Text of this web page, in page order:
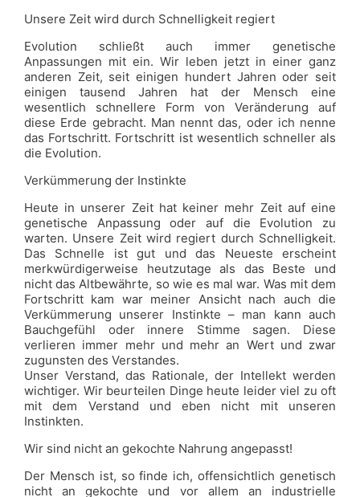
Unsere Zeit wird durch Schnelligkeit regiert
Evolution schließt auch immer genetische
Anpassungen mit ein. Wir leben jetzt in einer ganz
anderen Zeit, seit einigen hundert Jahren oder seit
einigen tausend Jahren hat der Mensch eine
wesentlich schnellere Form von Veränderung auf
diese Erde gebracht. Man nennt das, oder ich nenne
das Fortschritt. Fortschritt ist wesentlich schneller als
die Evolution.
Verkümmerung der Instinkte
Heute in unserer Zeit hat keiner mehr Zeit auf eine
genetische Anpassung oder auf die Evolution zu
warten. Unsere Zeit wird regiert durch Schnelligkeit.
Das Schnelle ist gut und das Neueste erscheint
merkwürdigerweise heutzutage als das Beste und
nicht das Altbewährte, so wie es mal war. Was mit dem
Fortschritt kam war meiner Ansicht nach auch die
Verkümmerung unserer Instinkte – man kann auch
Bauchgefühl oder innere Stimme sagen. Diese
verlieren immer mehr und mehr an Wert und zwar
zugunsten des Verstandes.
Unser Verstand, das Rationale, der Intellekt werden
wichtiger. Wir beurteilen Dinge heute leider viel zu oft
mit dem Verstand und eben nicht mit unseren
Instinkten.
Wir sind nicht an gekochte Nahrung angepasst!
Der Mensch ist, so finde ich, offensichtlich genetisch
nicht an gekochte und vor allem an industrielle